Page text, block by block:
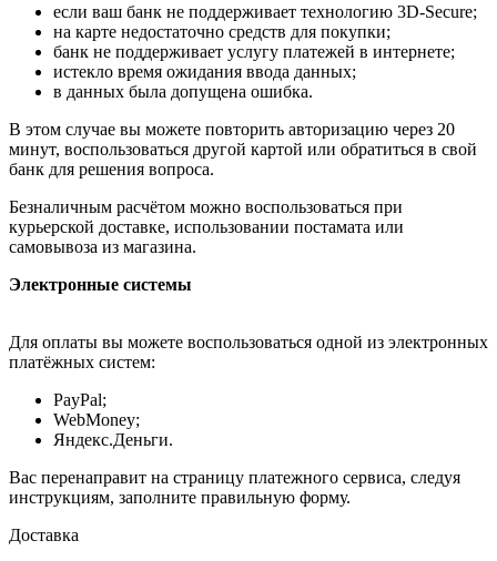
если ваш банк не поддерживает технологию 3D-Secure;
на карте недостаточно средств для покупки;
банк не поддерживает услугу платежей в интернете;
истекло время ожидания ввода данных;
в данных была допущена ошибка.
В этом случае вы можете повторить авторизацию через 20
минут, воспользоваться другой картой или обратиться в свой
банк для решения вопроса.
Безналичным расчётом можно воспользоваться при
курьерской доставке, использовании постамата или
самовывоза из магазина.
Электронные системы
Для оплаты вы можете воспользоваться одной из электронных
платёжных систем:
PayPal;
WebMoney;
Яндекс.Деньги.
Вас перенаправит на страницу платежного сервиса, следуя
инструкциям, заполните правильную форму.
Доставка